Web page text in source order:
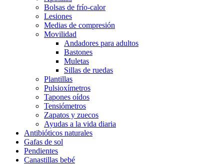
Bolsas de frío-calor
Lesiones
Medias de compresión
Movilidad
Andadores para adultos
Bastones
Muletas
Sillas de ruedas
Plantillas
Pulsioxímetros
Tapones oídos
Tensiómetros
Zapatos y zuecos
Ayudas a la vida diaria
Antibióticos naturales
Gafas de sol
Pendientes
Canastillas bebé